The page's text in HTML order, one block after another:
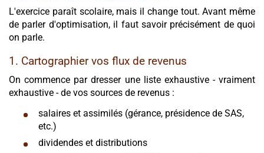
L'exercice paraît scolaire, mais il change tout. Avant même
de parler d'optimisation, il faut savoir précisément de quoi
on parle.
1. Cartographier vos flux de revenus
On commence par dresser une liste exhaustive - vraiment
exhaustive - de vos sources de revenus :
salaires et assimilés (gérance, présidence de SAS,
etc.)
dividendes et distributions